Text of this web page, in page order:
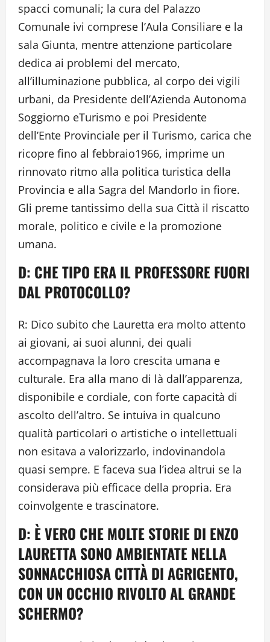
spacci comunali; la cura del Palazzo
Comunale ivi comprese l’Aula Consiliare e la
sala Giunta, mentre attenzione particolare
dedica ai problemi del mercato,
all’illuminazione pubblica, al corpo dei vigili
urbani, da Presidente dell’Azienda Autonoma
Soggiorno eTurismo e poi Presidente
dell’Ente Provinciale per il Turismo, carica che
ricopre fino al febbraio1966, imprime un
rinnovato ritmo alla politica turistica della
Provincia e alla Sagra del Mandorlo in fiore.
Gli preme tantissimo della sua Città il riscatto
morale, politico e civile e la promozione
umana.
D: CHE TIPO ERA IL PROFESSORE FUORI
DAL PROTOCOLLO?
R: Dico subito che Lauretta era molto attento
ai giovani, ai suoi alunni, dei quali
accompagnava la loro crescita umana e
culturale. Era alla mano di là dall’apparenza,
disponibile e cordiale, con forte capacità di
ascolto dell’altro. Se intuiva in qualcuno
qualità particolari o artistiche o intellettuali
non esitava a valorizzarlo, indovinandola
quasi sempre. E faceva sua l’idea altrui se la
considerava più efficace della propria. Era
coinvolgente e trascinatore.
D: È VERO CHE MOLTE STORIE DI ENZO
LAURETTA SONO AMBIENTATE NELLA
SONNACCHIOSA CITTÀ DI AGRIGENTO,
CON UN OCCHIO RIVOLTO AL GRANDE
SCHERMO?